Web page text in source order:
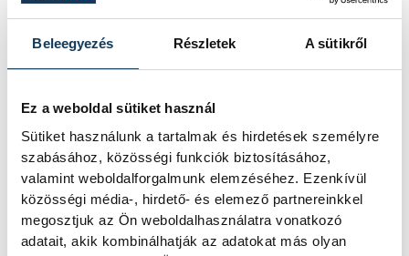
Beleegyezés Részletek A sütikről
Ez a weboldal sütiket használ
Sütiket használunk a tartalmak és hirdetések személyre
szabásához, közösségi funkciók biztosításához,
valamint weboldalforgalmunk elemzéséhez. Ezenkívül
közösségi média-, hirdető- és elemező partnereinkkel
megosztjuk az Ön weboldalhasználatra vonatkozó
adatait, akik kombinálhatják az adatokat más olyan
Dankos Attila a Szent Mihály
Főszékesegyház zeneigazgatója
vezetésével a liturgia zenei szolgálatát a
Szent Mihály kamarakórus mellett a
Mendelssohn Kamarazenekar valamint az
Orlando kórus látta el, amely segített
lelkünknek közelebb kerülni Istenhez –
számolt be a szertartásrólhonlapjánaz